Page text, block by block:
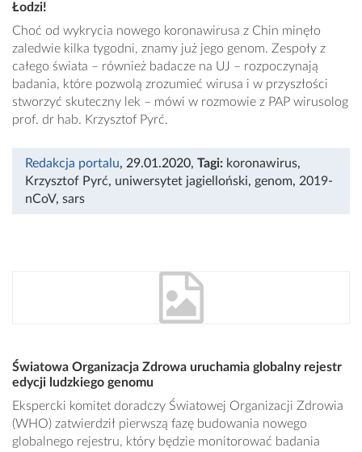
Łodzi!
Choć od wykrycia nowego koronawirusa z Chin minęło
zaledwie kilka tygodni, znamy już jego genom. Zespoły z
całego świata – również badacze na UJ – rozpoczynają
badania, które pozwolą zrozumieć wirusa i w przyszłości
stworzyć skuteczny lek – mówi w rozmowie z PAP wirusolog
prof. dr hab. Krzysztof Pyrć.
Redakcja portalu, 29.01.2020, Tagi: koronawirus,
Krzysztof Pyrć, uniwersytet jagielloński, genom, 2019-
nCoV, sars
Światowa Organizacja Zdrowa uruchamia globalny rejestr
edycji ludzkiego genomu
Ekspercki komitet doradczy Światowej Organizacji Zdrowia
(WHO) zatwierdził pierwszą fazę budowania nowego
globalnego rejestru, który będzie monitorować badania